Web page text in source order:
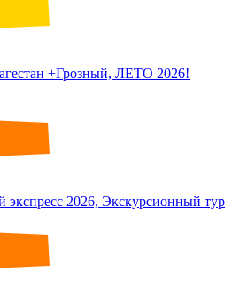
+Грозный, ЛЕТО 2026!
2026, Экскурсионный тур